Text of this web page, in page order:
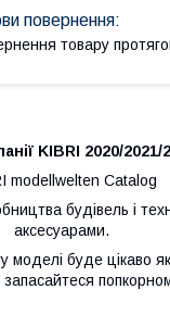
товару
KIBRI 2020/
modellwelten Catalog
будівель і
аксесуарами.
моделі буде цікаво